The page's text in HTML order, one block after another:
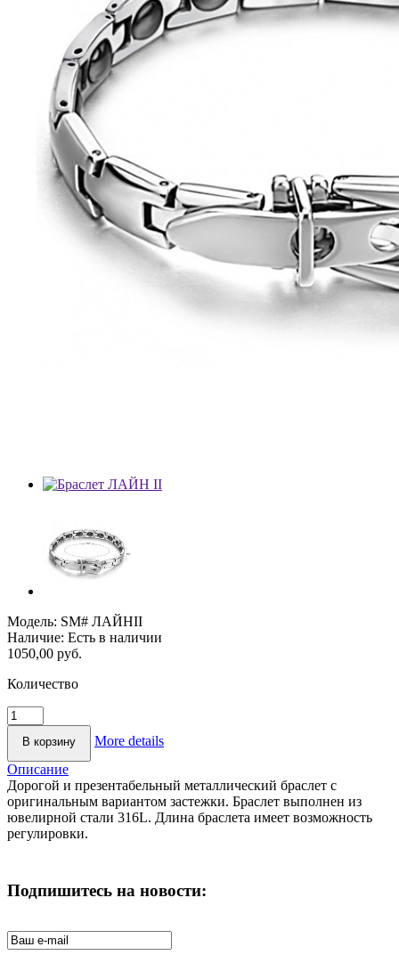
Модель: SM# ЛАЙНII
Наличие: Есть в наличии
1050,00 руб.
Количество
More details
Описание
Дорогой и презентабельный металлический браслет с
оригинальным вариантом застежки. Браслет выполнен из
ювелирной стали 316L. Длина браслета имеет возможность
регулировки.
Подпишитесь на новости: